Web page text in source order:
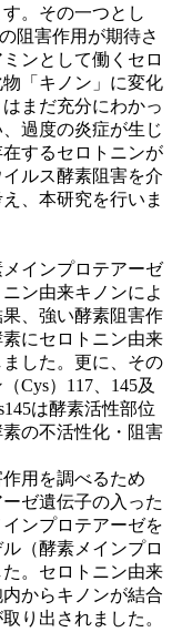
。その一つとし
阻害作用が期待さ
ンとして働くセロ
「キノン」に変化
まだ充分にわかっ
過度の炎症が生じ
するセロトニンが
ルス酵素阻害を介
、本研究を行いま
インプロテアーゼ
ン由来キノンによ
、強い酵素阻害作
にセロトニン由来
した。更に、その
Cys）117、145及
は酵素活性部位
の不活性化・阻害
用を調べるため
ゼ遺伝子の入った
ンプロテアーゼを
（酵素メインプロ
。セロトニン由来
からキノンが結合
り出されました。